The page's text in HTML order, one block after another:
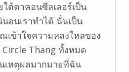
ใต้ตาคอนซีลเลอร์เป็น
อนเราทำได้ นั่นเป็น
เข้าใจความหลงใหลของ
Thang ทั้งหมด
เหตุผลมากมายที่ฉัน